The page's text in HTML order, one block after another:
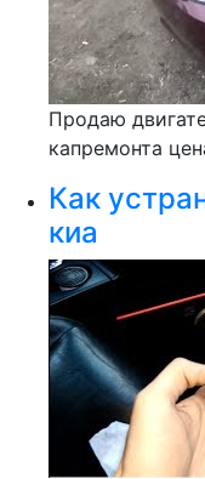
Продаю
капремонта
Как
киа